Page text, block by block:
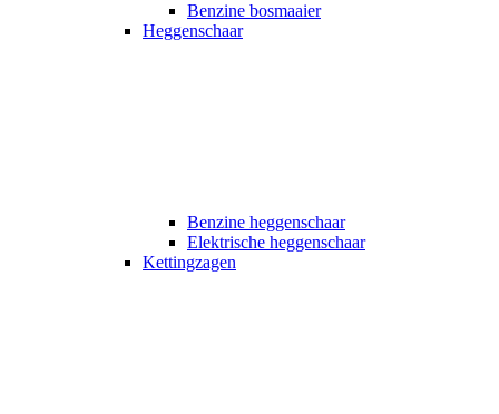
Benzine bosmaaier
Heggenschaar
Benzine heggenschaar
Elektrische heggenschaar
Kettingzagen